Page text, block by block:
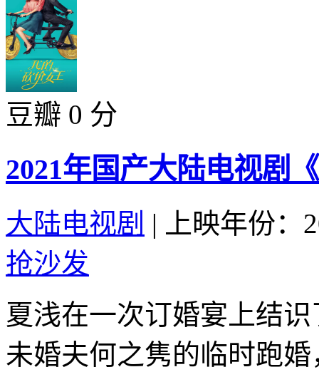
豆瓣 0 分
2021年国产大陆电视剧
大陆电视剧 |
上映年份：
抢沙发
夏浅在一次订婚宴上结
未婚夫何之隽的临时跑